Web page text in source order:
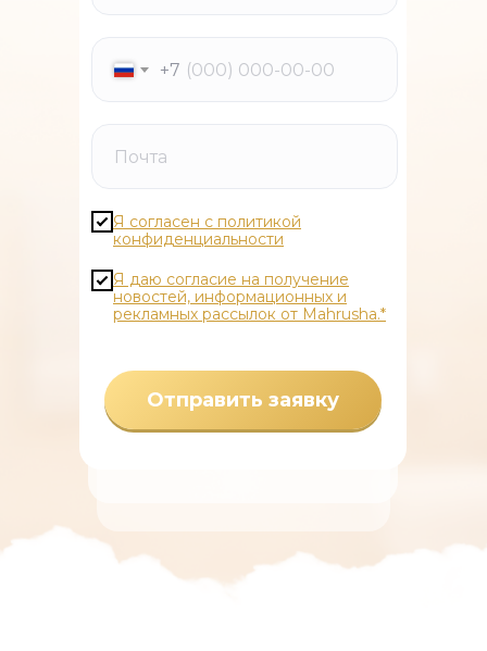
+7
Я согласен с политикой
конфиденциальности
Я даю согласие на получение
новостей, информационных и
рекламных рассылок от Mahrusha.*
Отправить заявку